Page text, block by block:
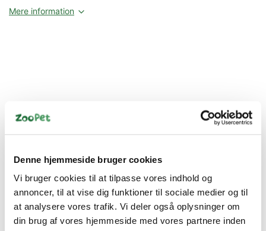
Denne hjemmeside bruger cookies
Vi bruger cookies til at tilpasse vores indhold og
annoncer, til at vise dig funktioner til sociale medier og til
at analysere vores trafik. Vi deler også oplysninger om
din brug af vores hjemmeside med vores partnere inden
Mere information
Stilfuld hule til din kat.
Er kæledyrs liv ikke vidunderligt? De kan bruge op til 16
timer om dagen på at sove, og med de mange timers søvn
har de brug for et roligt og behageligt sted. Din kat har